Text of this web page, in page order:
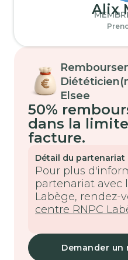
Alix
Elsee
50%
dans la
facture.
Détail du partenariat
Pour plus
partenariat avec
Labège, rendez-
centre RNPC
Demander un